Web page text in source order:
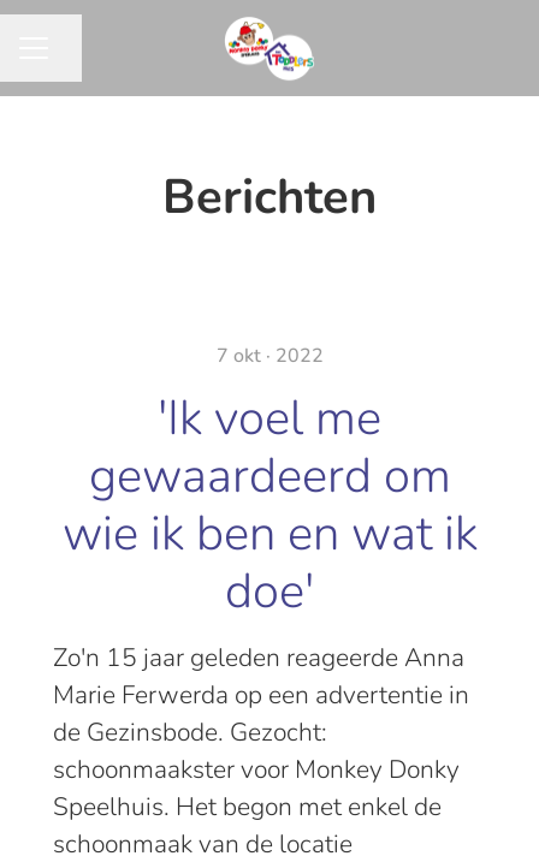
Berichten
7 okt · 2022
'Ik voel me
gewaardeerd om
wie ik ben en wat ik
doe'
Zo'n 15 jaar geleden reageerde Anna
Marie Ferwerda op een advertentie in
de Gezinsbode. Gezocht:
schoonmaakster voor Monkey Donky
Speelhuis. Het begon met enkel de
schoonmaak van de locatie